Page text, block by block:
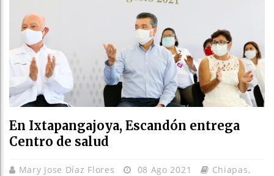
En Ixtapangajoya, Escandón entrega
Centro de salud
Mary Jose Díaz Flores 08 Ago 2021 Chiapas,